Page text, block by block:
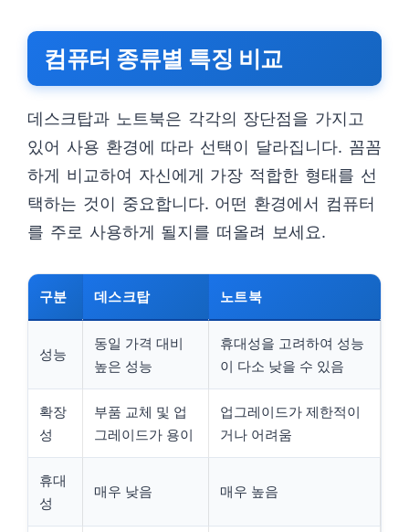
컴퓨터 종류별 특징 비교
데스크탑과 노트북은 각각의 장단점을 가지고
있어 사용 환경에 따라 선택이 달라집니다. 꼼꼼
하게 비교하여 자신에게 가장 적합한 형태를 선
택하는 것이 중요합니다. 어떤 환경에서 컴퓨터
를 주로 사용하게 될지를 떠올려 보세요.
구분 데스크탑 노트북
성능
동일 가격 대비
높은 성능
휴대성을 고려하여 성능
이 다소 낮을 수 있음
확장
성
부품 교체 및 업
그레이드가 용이
업그레이드가 제한적이
거나 어려움
휴대
성
매우 낮음 매우 높음